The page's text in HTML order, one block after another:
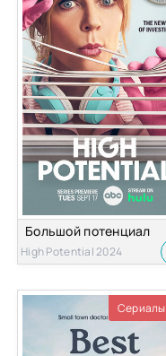
Большой потенциал
High Potential 2024
Сериалы